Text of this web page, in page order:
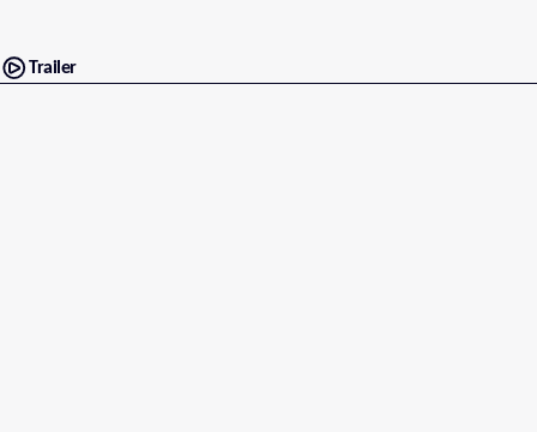
Trailer